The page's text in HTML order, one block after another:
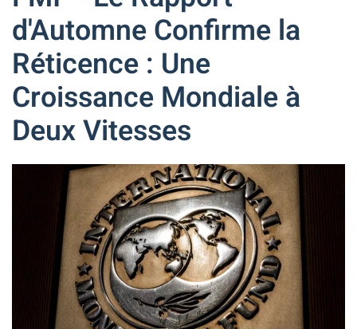
d'Automne Confirme la
Réticence : Une
Croissance Mondiale à
Deux Vitesses